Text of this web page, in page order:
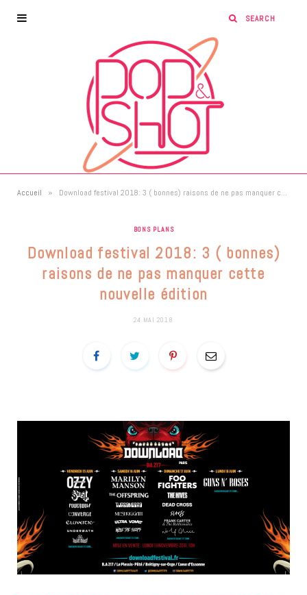
Accueil » Download festival 2018: 3 ( bonnes) raisons de ne pas manquer cette nouvelle édition
BONS PLANS
Download festival 2018: 3 ( bonnes)
raisons de ne pas manquer cette
nouvelle édition
24 MAI 2018